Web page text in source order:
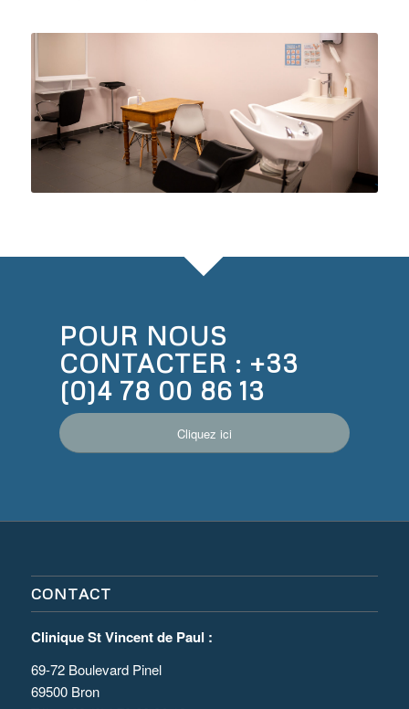
POUR NOUS
CONTACTER : +33
(0)4 78 00 86 13
Cliquez ici
CONTACT
Clinique St Vincent de Paul :
69-72 Boulevard Pinel
69500 Bron